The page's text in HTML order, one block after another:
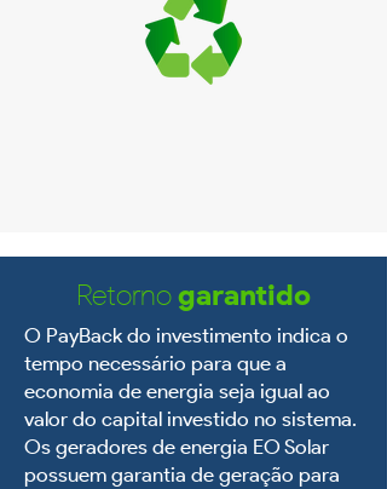
Retornogarantido
O PayBack do investimento indica o
tempo necessário para que a
economia de energia seja igual ao
valor do capital investido no sistema.
Os geradores de energia EO Solar
possuem garantia de geração para